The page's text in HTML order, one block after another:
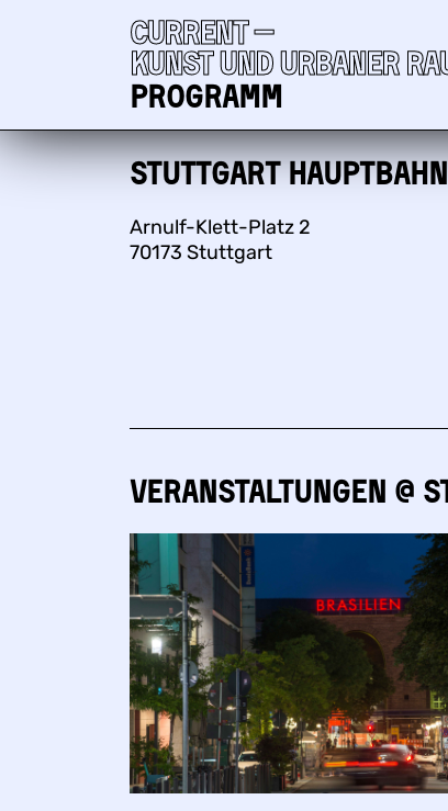
Current —
Kunst und urbaner
Programm
Stuttgart
Arnulf-Klett-Platz 2
70173 Stuttgart
Veranstaltungen @